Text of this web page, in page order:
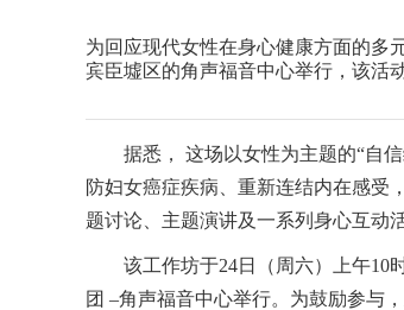
为回应现代女性在身心健康方面的多
宾臣墟区的角声福音中心举行，该活
据悉， 这场以女性为主题的“自
防妇女癌症疾病、重新连结内在感受
题讨论、主题演讲及一系列身心互动
该工作坊于24日（周六）上午10
团 –角声福音中心举行。为鼓励参与